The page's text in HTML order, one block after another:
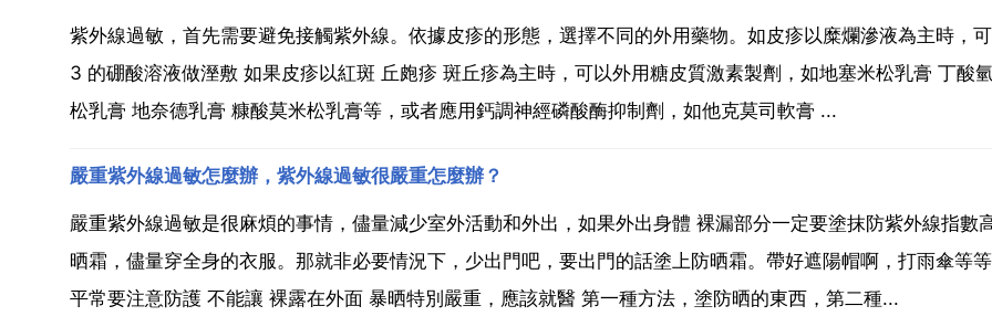
紫外線過敏，首先需要避免接觸紫外線。依據皮疹的形態，選擇不同的外用藥物。如皮疹以糜爛滲液為主時，
3 的硼酸溶液做溼敷 如果皮疹以紅斑 丘皰疹 斑丘疹為主時，可以外用糖皮質激素製劑，如地塞米松乳膏 丁酸
松乳膏 地奈德乳膏 糠酸莫米松乳膏等，或者應用鈣調神經磷酸酶抑制劑，如他克莫司軟膏 ...
嚴重紫外線過敏怎麼辦，紫外線過敏很嚴重怎麼辦？
嚴重紫外線過敏是很麻煩的事情，儘量減少室外活動和外出，如果外出身體 裸漏部分一定要塗抹防紫外線指數
晒霜，儘量穿全身的衣服。那就非必要情況下，少出門吧，要出門的話塗上防晒霜。帶好遮陽帽啊，打雨傘等
平常要注意防護 不能讓 裸露在外面 暴晒特別嚴重，應該就醫 第一種方法，塗防晒的東西，第二種...